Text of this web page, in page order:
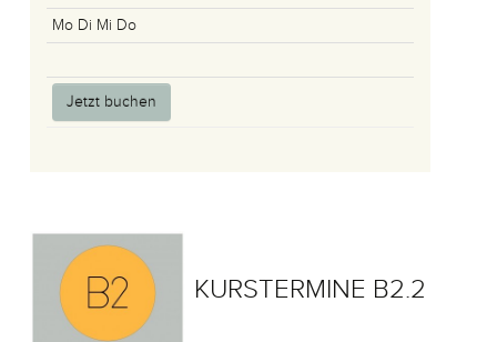
Mo Di Mi Do
Jetzt buchen
KURSTERMINE B2.2